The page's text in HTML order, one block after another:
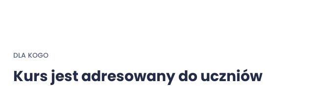
DLA KOGO
Kurs jest adresowany do uczniów